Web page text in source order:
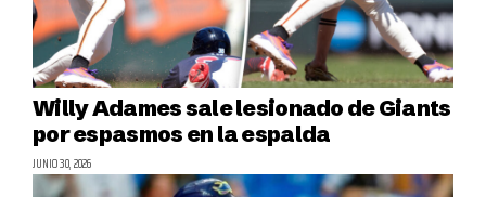
Willy Adames sale lesionado de Giants
por espasmos en la espalda
JUNIO 30, 2026